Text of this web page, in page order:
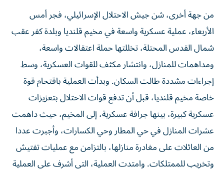
من جهة أخرى، شن جيش الاحتلال الإسرائيلي، فجر أمس
الأربعاء، عملية عسكرية واسعة في مخيم قلنديا وبلدة كفر عقب
شمال القدس المحتلة، تخللتها حملة اعتقالات واسعة،
ومداهمات للمنازل، وانتشار مكثف للقوات العسكرية، وسط
إجراءات مشددة طالت السكان. وبدأت العملية باقتحام قوة
خاصة مخيم قلنديا، قبل أن تدفع قوات الاحتلال بتعزيزات
عسكرية كبيرة، بينها جرافة عسكرية، إلى المخيم، حيث داهمت
عشرات المنازل في حي المطار وحي الكسارات، وأجبرت عددا
من العائلات على مغادرة منازلها، بالتزامن مع عمليات تفتيش
وتخريب للممتلكات. وامتدت العملية، التي أشرف على العملية